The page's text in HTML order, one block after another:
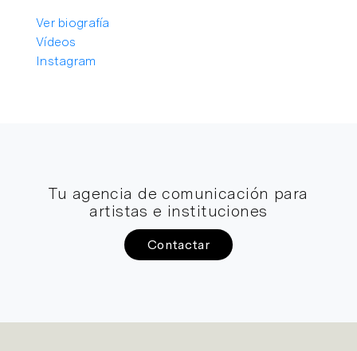
Ver biografía
Vídeos
Instagram
Tu agencia de comunicación para
artistas e instituciones
Contactar